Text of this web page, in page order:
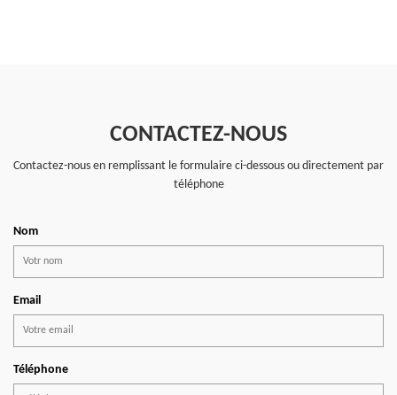
CONTACTEZ-NOUS
Contactez-nous en remplissant le formulaire ci-dessous ou directement par
téléphone
Nom
Email
Téléphone